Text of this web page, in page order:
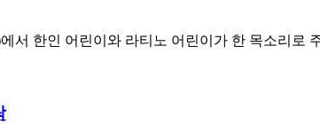
서 한인 어린이와 라티노 어린이가 한 목소리로